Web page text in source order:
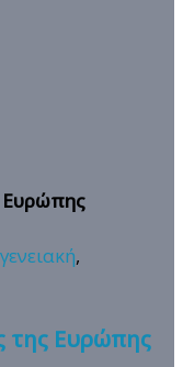
Ευρώπης
,
της Ευρώπης